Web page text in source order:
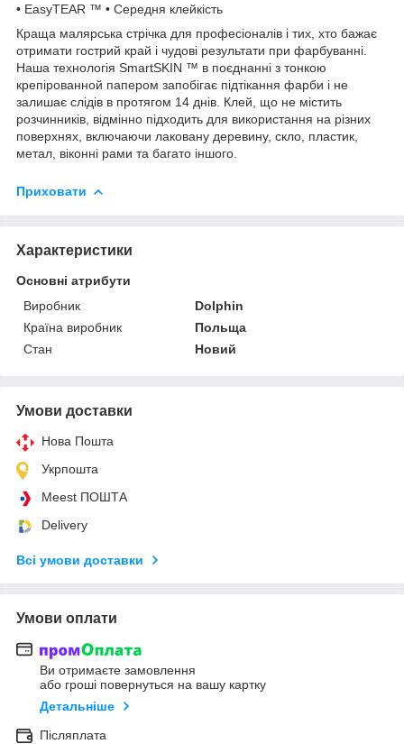
• EasyTEAR ™ • Середня клейкість
Краща малярська стрічка для професіоналів і тих, хто бажає
отримати гострий край і чудові результати при фарбуванні.
Наша технологія SmartSKIN ™ в поєднанні з тонкою
крепірованной папером запобігає підтікання фарби і не
залишає слідів в протягом 14 днів. Клей, що не містить
розчинників, відмінно підходить для використання на різних
поверхнях, включаючи лаковану деревину, скло, пластик,
метал, віконні рами та багато іншого.
Приховати
Характеристики
Основні атрибути
Виробник
Dolphin
Країна виробник
Польща
Стан
Новий
Умови доставки
Нова Пошта
Укрпошта
Meest ПОШТА
Delivery
Всі умови доставки
Умови оплати
Ви отримаєте замовлення
або гроші повернуться на вашу картку
Детальніше
Післяплата